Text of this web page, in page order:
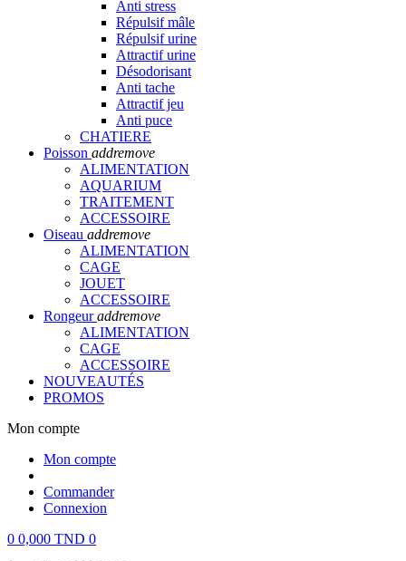
Anti stress
Répulsif mâle
Répulsif urine
Attractif urine
Désodorisant
Anti tache
Attractif jeu
Anti puce
CHATIERE
Poisson addremove
ALIMENTATION
AQUARIUM
TRAITEMENT
ACCESSOIRE
Oiseau addremove
ALIMENTATION
CAGE
JOUET
ACCESSOIRE
Rongeur addremove
ALIMENTATION
CAGE
ACCESSOIRE
NOUVEAUTÉS
PROMOS
Mon compte
Mon compte
Commander
Connexion
0 0,000 TND 0